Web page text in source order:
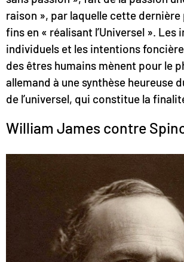
raison », par laquelle cette dernière
fins en « réalisant l’Universel ». Les
individuels et les intentions
des êtres humains mènent pour le
allemand à une synthèse heureuse
de l’universel, qui constitue la
William James contre